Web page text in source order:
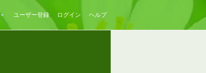
ユーザー登録 ログイン ヘルプ